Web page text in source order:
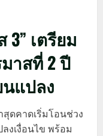
3” เตรียม
าสที่ 2 ปี
นแปลง
สุดคาดเริ่มโอนช่วง
งเงื่อนไข พร้อม